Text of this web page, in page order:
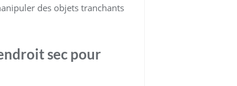
des objets tranchants
sec pour